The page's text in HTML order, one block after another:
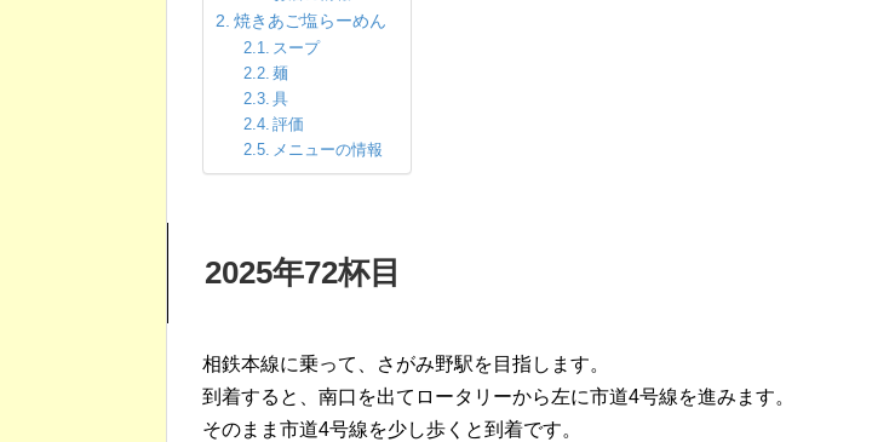
焼きあご塩らーめん
スープ
麺
具
評価
メニューの情報
2025年72杯目
相鉄本線に乗って、さがみ野駅を目指します。
到着すると、南口を出てロータリーから左に市道4号線を進みます。
そのまま市道4号線を少し歩くと到着です。